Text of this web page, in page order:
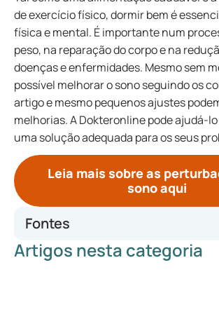
de exercício físico, dormir bem é
física e mental. É importante num
peso, na reparação do corpo e na
doenças e enfermidades. Mesmo sem
possível melhorar o sono seguindo os
artigo e mesmo pequenos ajustes
melhorias. A Dokteronline pode ajudá-
uma solução adequada para os seus
Leia mais sobre as
sono aqui
Fontes
https://www.thuisarts.nl/slecht-slapen/ik-
Artigos nesta categoria